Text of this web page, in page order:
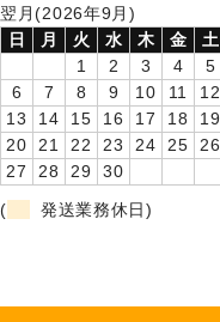
翌月(2026年9月)
日
月 火 水 木 金
土
1
2 3 4
5
6
7 8 9 10 11
12
13
14 15 16 17 18
19
20
21 22 23 24 25
26
27
28 29
30
(
発送業務休日)